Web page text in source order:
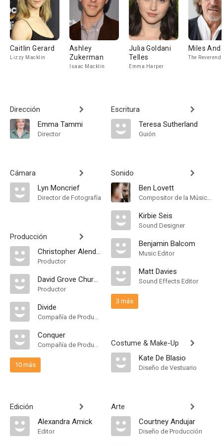
Caitlin Gerard
Lizzy Macklin
Ashley
Zukerman
Isaac Macklin
Julia Goldani
Telles
Emma Harper
Miles
The Reverend
Dirección
Emma Tammi
Director
Cámara
Lyn Moncrief
Director de Fotografía
Producción
Christopher Alender
Productor
David Grove Churchill Viste
Productor
Divide
Compañía de Produccion
Conquer
Compañía de Produccion
10 más
Edición
Alexandra Amick
Editor
Escritura
Teresa Sutherland
Guión
Sonido
Ben Lovett
Compositor de la Música Original
Kirbie Seis
Sound Designer
Benjamin Balcom
Music Editor
Matt Davies
Sound Effects Editor
3 más
Costume & Make-Up
Kate De Blasio
Diseño de Vestuario
Arte
Courtney Andujar
Diseño de Producción